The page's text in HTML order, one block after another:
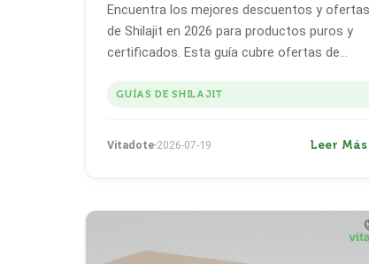
Encuentra los mejores descuentos y ofertas
de Shilajit en 2026 para productos puros y
certificados. Esta guía cubre ofertas de
para valor máximo.
GUÍAS DE SHILAJIT
Vitadote 2026-07-19 Leer Más